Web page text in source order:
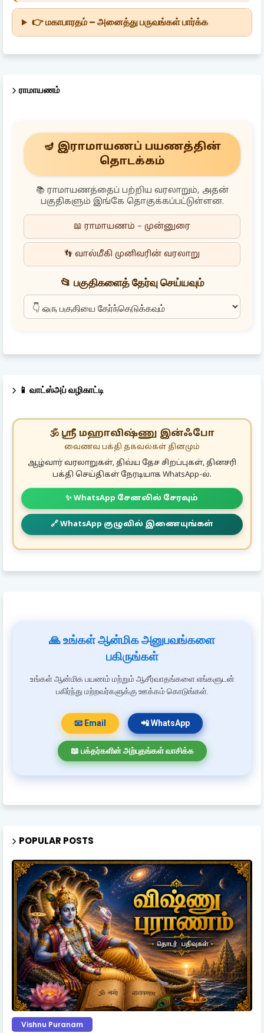
👉 மகாபாரதம் – அனைத்து பருவங்கள் பார்க்க
ராமாயணம்
🪔 இராமாயணப் பயணத்தின்
தொடக்கம்
📚 ராமாயணத்தைப் பற்றிய வரலாறும், அதன்
பகுதிகளும் இங்கே தொகுக்கப்பட்டுள்ளன.
📖 ராமாயணம் – முன்னுரை
👣 வால்மீகி முனிவரின் வரலாறு
📂 பகுதிகளைத் தேர்வு செய்யவும்
📱 வாட்ஸ்அப் வழிகாட்டி
🕉️ ஸ்ரீ மஹாவிஷ்ணு இன்ஃபோ
வைணவ பக்தி தகவல்கள் தினமும்
ஆழ்வார் வரலாறுகள், திவ்ய தேச சிறப்புகள், தினசரி
பக்தி செய்திகள் நேரடியாக WhatsApp-ல்.
✨ WhatsApp சேனலில் சேரவும்
🔗 WhatsApp குழுவில் இணையுங்கள்
🙏 உங்கள் ஆன்மிக அனுபவங்களை
பகிருங்கள்
உங்கள் ஆன்மிக பயணம் மற்றும் ஆசீர்வாதங்களை எங்களுடன்
பகிர்ந்து மற்றவர்களுக்கு ஊக்கம் கொடுங்கள்.
📧 Email 📲 WhatsApp
📖 பக்தர்களின் அற்புதங்கள் வாசிக்க
POPULAR POSTS
Vishnu Puranam